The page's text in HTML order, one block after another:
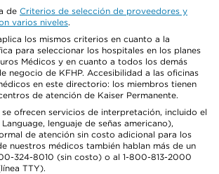
de Criterios de selección de proveedores y
varios niveles.
los mismos criterios en cuanto a la
para seleccionar los hospitales en los planes
Médicos y en cuanto a todos los demás
negocio de KFHP. Accesibilidad a las oficinas
en este directorio: los miembros tienen
de atención de Kaiser Permanente.
ofrecen servicios de interpretación, incluido el
lenguaje de señas americano),
de atención sin costo adicional para los
nuestros médicos también hablan más de un
324-8010 (sin costo) o al 1-800-813-2000
TTY).